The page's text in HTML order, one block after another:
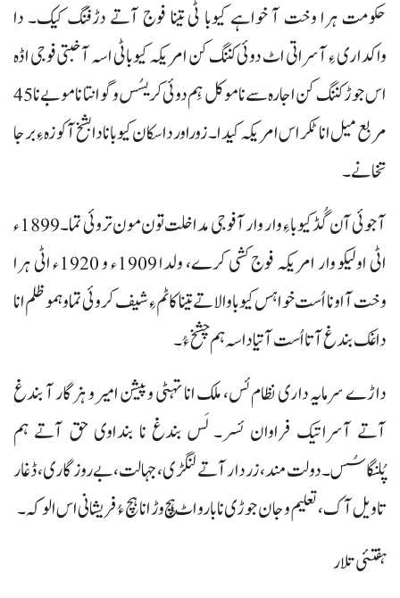
حکومت ہرا وخت آ خواہے کیوبا ٹی تینا فوج آتے دڑفنگ کیک۔ دا
واکداری ءِ آسراتی اٹ دوئی کننگ کن امریکہ کیوبا ٹی اسہ آخبتی فوجی اڈہ
اس جوڑ کننگ کن اجارہ سے نا موکل ہِم دوئی کریسُس و گوانتا ناموبے نا 45
مربع میل انا ٹکر اس امریکہ کیدا۔ زوراور داسکان کیوبا نا دا بشخ آ کوزہ ءِ برجا
تخانے۔
آجوئی آن گُڈ کیوبا ءِ وار وار آ فوجی مداخلت تون مون تروئی تما۔ 1899ء
اٹی اولیکو وار امریکہ فوج کشی کرے، ولدا 1909ء و 1920ء اٹی ہرا
وخت آ اونا اُست خواہس کیوبا والاتے تینا کاٹم ءِ شیف کروئی تما و ہمو ظلم انا
داغک بندغ آتا اُست آتیا داسہ ہم چشخ ءُ۔
داڑے سرمایہ داری نظام ئس، ملک انا تہٹی و پیشن امیر و ہزگار آ بندغ
آتے آسراتیک فراوان ئسر۔ لَس بندغ نا بنداوی حق آتے ہم
پُلنگاسُس۔ دولت مند، زردار آتے لنگڑی، جہالت، بے روزگاری، ڈغار
تا ویل آک، تعلیم و جان جوڑی نا بارو اٹ ہِچ وڑ انا ہچ ءُ فریشانی اس الوکہ۔
ہفتئی تلار